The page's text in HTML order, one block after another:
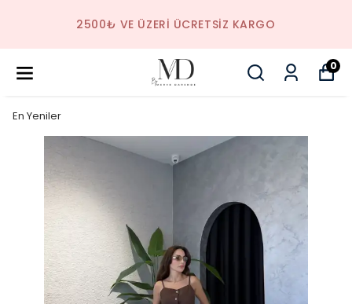
2500₺ VE ÜZERI ÜCRETSIZ KARGO
0
En Yeniler